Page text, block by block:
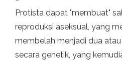
Protista dapat "membuat"
reproduksi aseksual, yang
membelah menjadi dua
secara genetik, yang